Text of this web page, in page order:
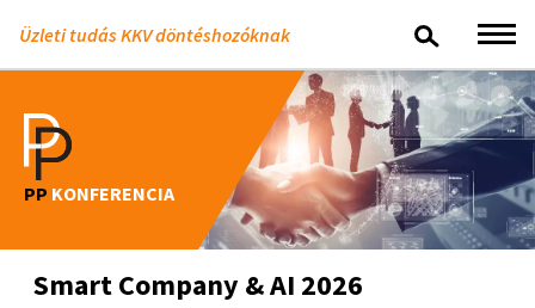
Üzleti tudás KKV döntéshozóknak
PP KONFERENCIA
Smart Company & AI 2026